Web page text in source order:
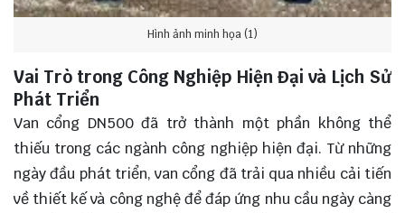
Hình ảnh minh họa (1)
Vai Trò trong Công Nghiệp Hiện Đại và Lịch Sử
Phát Triển
Van cổng DN500 đã trở thành một phần không thể
thiếu trong các ngành công nghiệp hiện đại. Từ những
ngày đầu phát triển, van cổng đã trải qua nhiều cải tiến
về thiết kế và công nghệ để đáp ứng nhu cầu ngày càng